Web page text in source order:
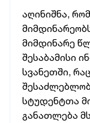
აღინიშნა,
მიმდინარე
შესაბამისი
სვანეთში,
სტუდენტთა
განათლება